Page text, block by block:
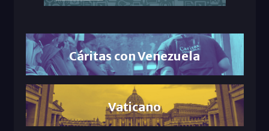
Cáritas con Venezuela
Vaticano